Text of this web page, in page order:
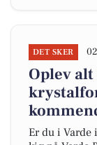
DET SKER
Oplev
Er du i Varde